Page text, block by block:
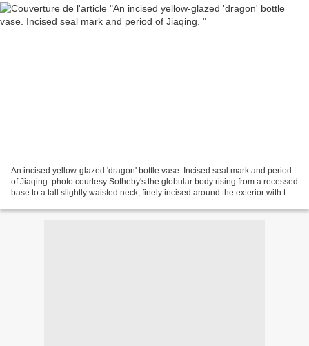
An incised yellow-glazed 'dragon' bottle vase. Incised seal mark and period
of Jiaqing. photo courtesy Sotheby's the globular body rising from a recessed
base to a tall slightly waisted neck, finely incised around the exterior with two